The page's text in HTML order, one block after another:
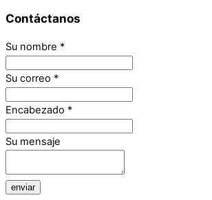
Contáctanos
Su nombre *
Su correo *
Encabezado *
Su mensaje
enviar